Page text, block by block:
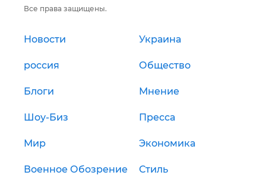
Все права защищены.
Новости Украина
россия Общество
Блоги Мнение
Шоу-Биз Пресса
Мир Экономика
Военное Обозрение Стиль